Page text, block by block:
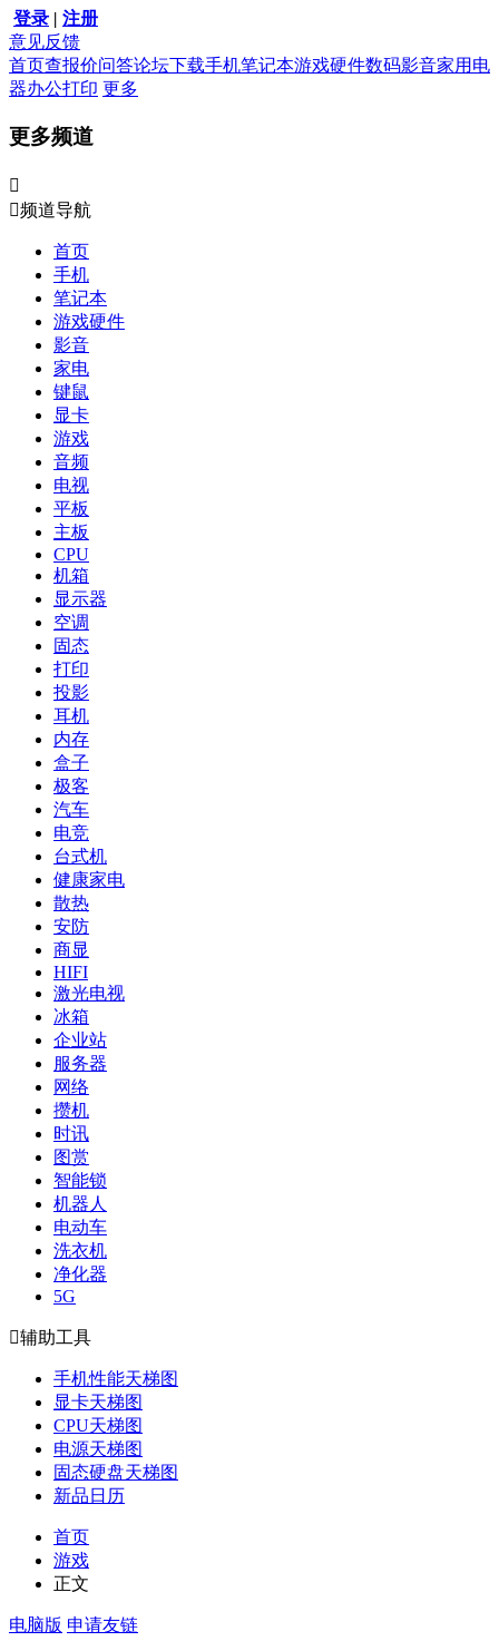
登录 | 注册
意见反馈
首页查报价问答论坛下载手机笔记本游戏硬件数码影音家用电
器办公打印 更多
更多频道

频道导航
首页
手机
笔记本
游戏硬件
影音
家电
键鼠
显卡
游戏
音频
电视
平板
主板
CPU
机箱
显示器
空调
固态
打印
投影
耳机
内存
盒子
极客
汽车
电竞
台式机
健康家电
散热
安防
商显
HIFI
激光电视
冰箱
企业站
服务器
网络
攒机
时讯
图赏
智能锁
机器人
电动车
洗衣机
净化器
5G
辅助工具
手机性能天梯图
显卡天梯图
CPU天梯图
电源天梯图
固态硬盘天梯图
新品日历
首页
游戏
正文
电脑版 申请友链